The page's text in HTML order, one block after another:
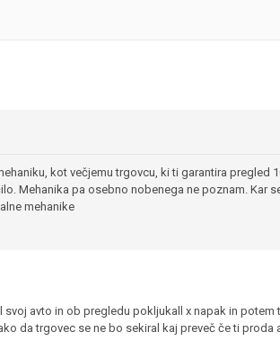
kot večjemu trgovcu, ki ti garantira pregled
Mehanika pa osebno nobenega ne poznam. Kar
mehanike
avto in ob pregledu pokljukall x napak in potem
da trgovec se ne bo sekiral kaj preveč če ti proda